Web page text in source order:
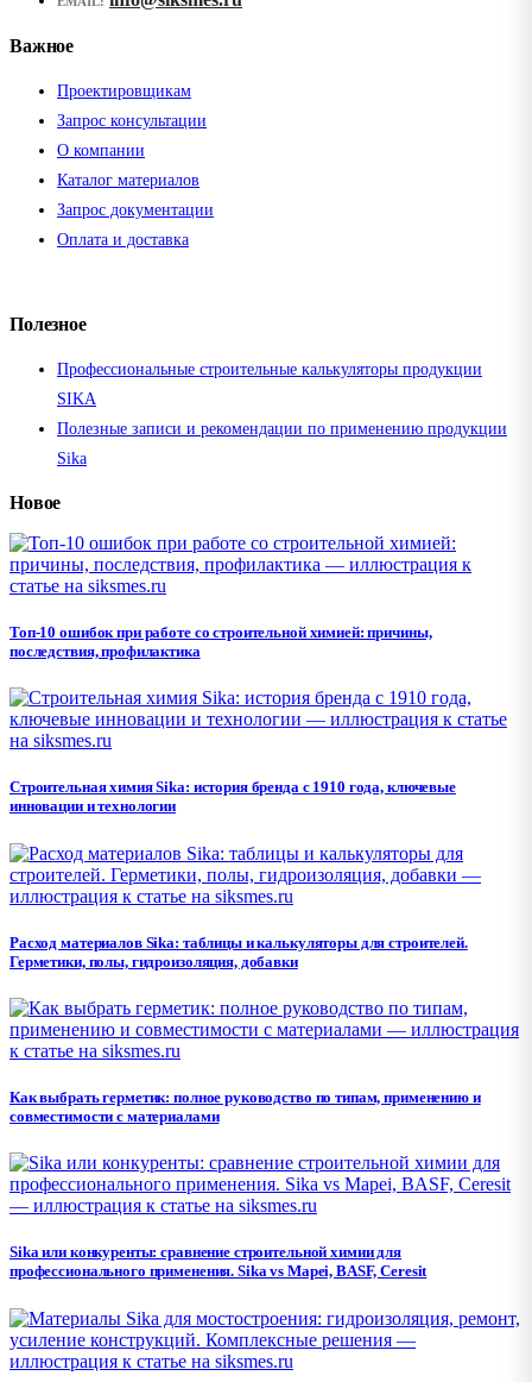
Важное
Проектировщикам
Запрос консультации
О компании
Каталог материалов
Запрос документации
Оплата и доставка
Полезное
Профессиональные строительные калькуляторы продукции
SIKA
Полезные записи и рекомендации по применению продукции
Sika
Новое
Топ-10 ошибок при работе со строительной химией: причины,
последствия, профилактика
Строительная химия Sika: история бренда с 1910 года, ключевые
инновации и технологии
Расход материалов Sika: таблицы и калькуляторы для строителей.
Герметики, полы, гидроизоляция, добавки
Как выбрать герметик: полное руководство по типам, применению и
совместимости с материалами
Sika или конкуренты: сравнение строительной химии для
профессионального применения. Sika vs Mapei, BASF, Ceresit